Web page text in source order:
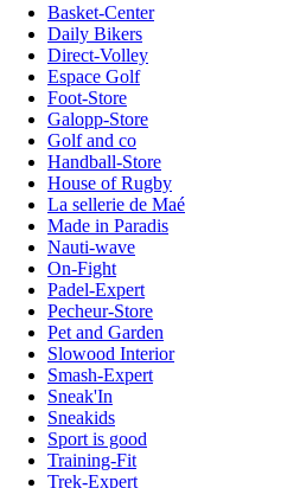
Basket-Center
Daily Bikers
Direct-Volley
Espace Golf
Foot-Store
Galopp-Store
Golf and co
Handball-Store
House of Rugby
La sellerie de Maé
Made in Paradis
Nauti-wave
On-Fight
Padel-Expert
Pecheur-Store
Pet and Garden
Slowood Interior
Smash-Expert
Sneak'In
Sneakids
Sport is good
Training-Fit
Trek-Expert